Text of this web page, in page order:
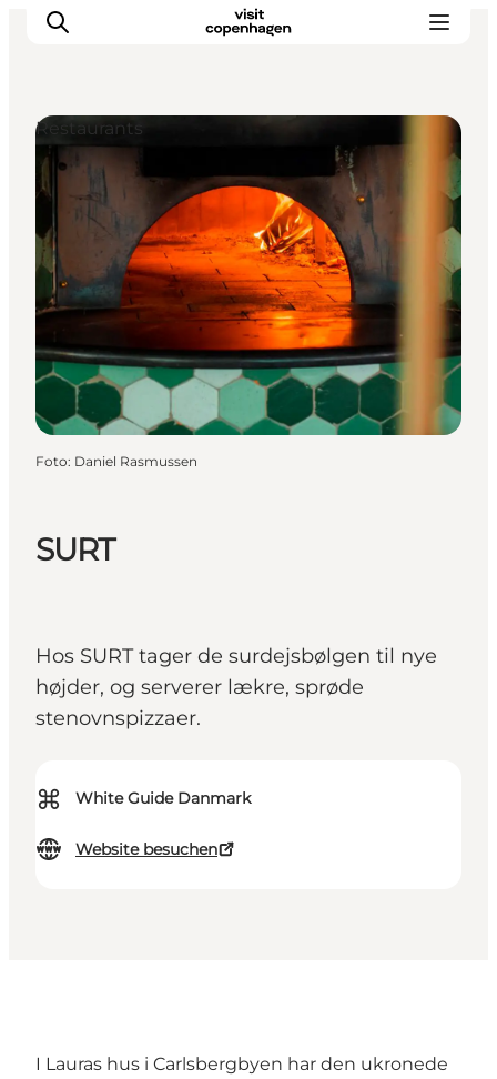
Aktivitäten
Essen und Trinken
Planen
SURT
Hos SURT tager de surdejsbølgen til nye
højder, og serverer lækre, sprøde
stenovnspizzaer.
⌘ White Guide Danmark
Website besuchen
Restaurants
Foto: Daniel Rasmussen
I Lauras hus i Carlsbergbyen har den ukronede